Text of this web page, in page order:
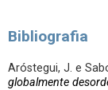
Bibliografia
Aróstegui, J. e
globalmente